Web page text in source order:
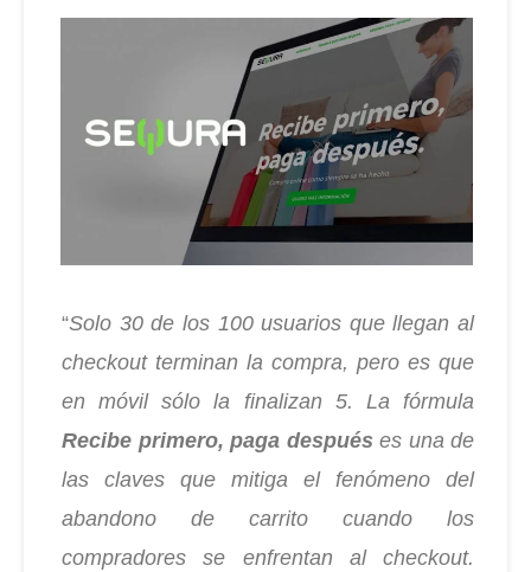
“Solo 30 de los 100 usuarios que llegan al
checkout terminan la compra, pero es que
en móvil sólo la finalizan 5. La fórmula
Recibe primero, paga después es una de
las claves que mitiga el fenómeno del
abandono de carrito cuando los
compradores se enfrentan al checkout.